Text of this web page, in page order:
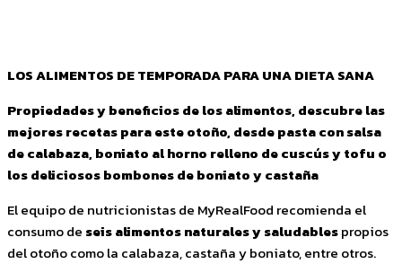
LOS ALIMENTOS DE TEMPORADA PARA UNA DIETA SANA
Propiedades y beneficios de los alimentos, descubre las
mejores recetas para este otoño, desde pasta con salsa
de calabaza, boniato al horno relleno de cuscús y tofu o
los deliciosos bombones de boniato y castaña
El equipo de nutricionistas de MyRealFood recomienda el
consumo de seis alimentos naturales y saludablespropios
del otoño como la calabaza, castaña y boniato, entre otros.